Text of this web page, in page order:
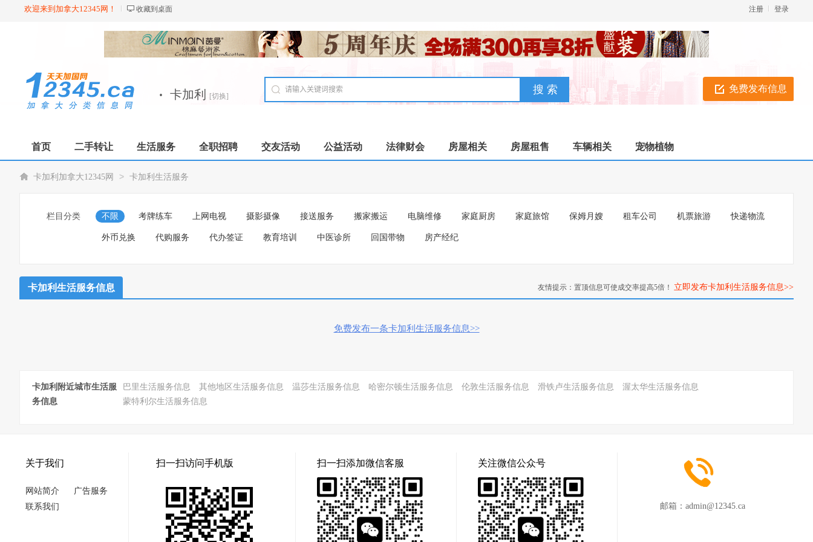
欢迎来到加拿大12345网！ 收藏到桌面 登录
注册
免费发布信息
· 卡加利 [切换]
首页 二手转让 生活服务 全职招聘 交友活动 公益活动 法律财会 房屋相关 房屋租售 车辆相关 宠物植物
卡加利加拿大12345网 > 卡加利生活服务
栏目分类 不限 考牌练车 上网电视 摄影摄像 接送服务 搬家搬运 电脑维修 家庭厨房 家庭旅馆 保姆月嫂 租车公司 机票旅游 快递物流
外币兑换 代购服务 代办签证 教育培训 中医诊所 回国带物 房产经纪
卡加利生活服务信息 友情提示：置顶信息可使成交率提高5倍！ 立即发布卡加利生活服务信息>>
免费发布一条卡加利生活服务信息>>
卡加利附近城市生活服
务信息
巴里生活服务信息 其他地区生活服务信息 温莎生活服务信息 哈密尔顿生活服务信息 伦敦生活服务信息 滑铁卢生活服务信息
渥太华生活服务信息
蒙特利尔生活服务信息
关于我们
网站简介
广告服务
联系我们
扫一扫访问手机版 扫一扫添加微信客服 关注微信公众号
邮箱： admin@12345.ca